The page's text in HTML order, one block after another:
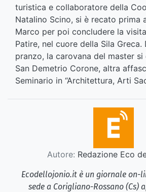
turistica e collaboratore della
Natalino Scino, si è recato prima
Marco per poi concludere la visita
Patire, nel cuore della Sila
pranzo, la carovana del master
San Demetrio Corone, altra
Seminario in “Architettura, Arti
Autore: Redazione Eco
Ecodellojonio.it è un giornale on-
sede a Corigliano-Rossano (Cs)